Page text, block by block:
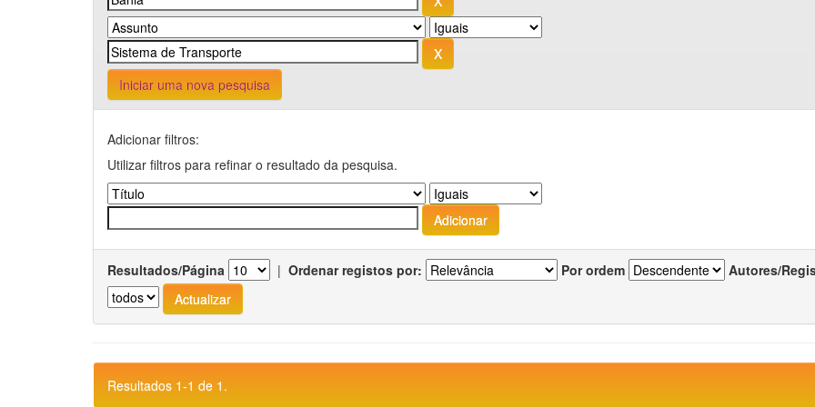
Iniciar uma nova pesquisa
Adicionar filtros:
Utilizar filtros para refinar o resultado da pesquisa.
Resultados/Página | Ordenar registos por: Por ordem Autores/
Resultados 1-1 de 1.